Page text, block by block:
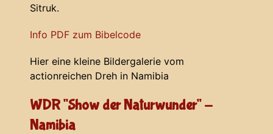
Sitruk.
Info PDF zum Bibelcode
Hier eine kleine Bildergalerie vom
actionreichen Dreh in Namibia
WDR "Show der Naturwunder" -
Namibia